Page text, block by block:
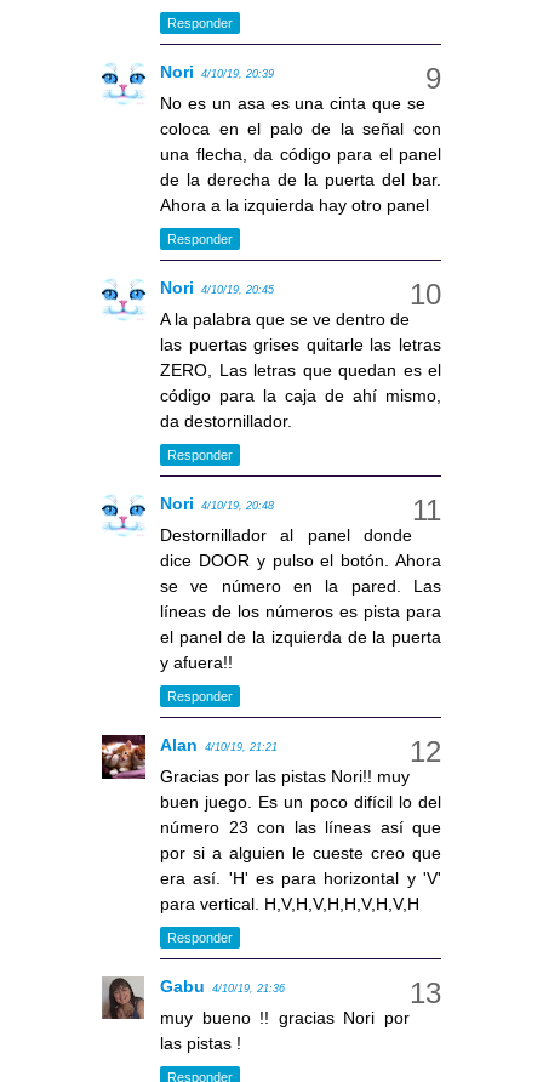
Responder
Nori 4/10/19, 20:39
No es un asa es una cinta que se
coloca en el palo de la señal con
una flecha, da código para el panel
de la derecha de la puerta del bar.
Ahora a la izquierda hay otro panel
Responder
Nori 4/10/19, 20:45
A la palabra que se ve dentro de
las puertas grises quitarle las letras
ZERO, Las letras que quedan es el
código para la caja de ahí mismo,
da destornillador.
Responder
Nori 4/10/19, 20:48
Destornillador al panel donde
dice DOOR y pulso el botón. Ahora
se ve número en la pared. Las
líneas de los números es pista para
el panel de la izquierda de la puerta
y afuera!!
Responder
Alan 4/10/19, 21:21
Gracias por las pistas Nori!! muy
buen juego. Es un poco difícil lo del
número 23 con las líneas así que
por si a alguien le cueste creo que
era así. 'H' es para horizontal y 'V'
para vertical. H,V,H,V,H,H,V,H,V,H
Responder
Gabu 4/10/19, 21:36
muy bueno !! gracias Nori por
las pistas !
Responder